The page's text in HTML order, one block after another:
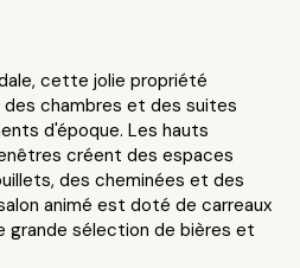
cette jolie propriété
chambres et des suites
d'époque. Les hauts
créent des espaces
des cheminées et des
animé est doté de carreaux
grande sélection de bières et